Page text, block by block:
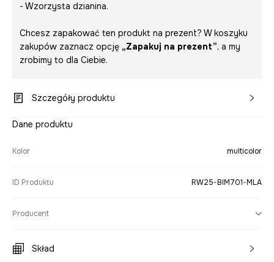
- Wzorzysta dzianina.
Chcesz zapakować ten produkt na prezent? W koszyku
zakupów zaznacz opcję „Zapakuj na prezent”, a my
zrobimy to dla Ciebie.
Szczegóły produktu
Dane produktu
Kolor multicolor
ID Produktu RW25-BIM701-MLA
Producent
Skład